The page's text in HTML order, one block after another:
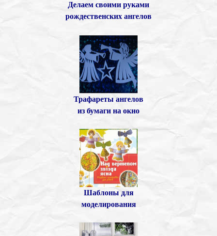
Делаем своими руками
рождественских ангелов
Трафареты ангелов
из бумаги на окно
Шаблоны для
моделирования